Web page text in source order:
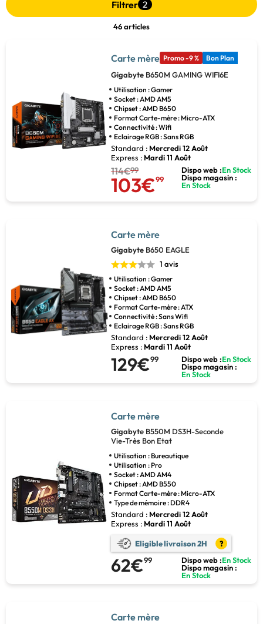
Filtrer 2
46 articles
Carte mère Promo -9 % Bon Plan
Gigabyte B650M GAMING WIFI6E
Utilisation : Gamer
Socket : AMD AM5
Chipset : AMD B650
Format Carte-mère : Micro-ATX
Connectivité : Wifi
Eclairage RGB : Sans RGB
Standard : Mercredi 12 Août
Express : Mardi 11 Août
114€99
103€99
Dispo web :En Stock
Dispo magasin :
En Stock
Carte mère
Gigabyte B650 EAGLE
1 avis
Utilisation : Gamer
Socket : AMD AM5
Chipset : AMD B650
Format Carte-mère : ATX
Connectivité : Sans Wifi
Eclairage RGB : Sans RGB
Standard : Mercredi 12 Août
Express : Mardi 11 Août
129€99 Dispo web :En Stock
Dispo magasin :
En Stock
Carte mère
Gigabyte B550M DS3H-Seconde
Vie-Très Bon Etat
Utilisation : Bureautique
Utilisation : Pro
Socket : AMD AM4
Chipset : AMD B550
Format Carte-mère : Micro-ATX
Type de mémoire : DDR4
Standard : Mercredi 12 Août
Express : Mardi 11 Août
Eligible livraison 2H ?
62€99 Dispo web :En Stock
Dispo magasin :
En Stock
Carte mère